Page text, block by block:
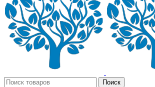
Поиск